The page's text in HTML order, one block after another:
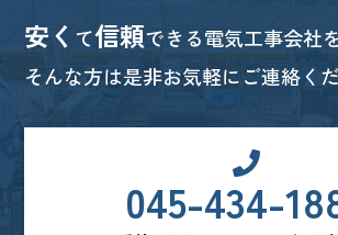
安く て信頼できる電気工事会社
そんな方は是非お気軽にご連絡くだ
045-434-